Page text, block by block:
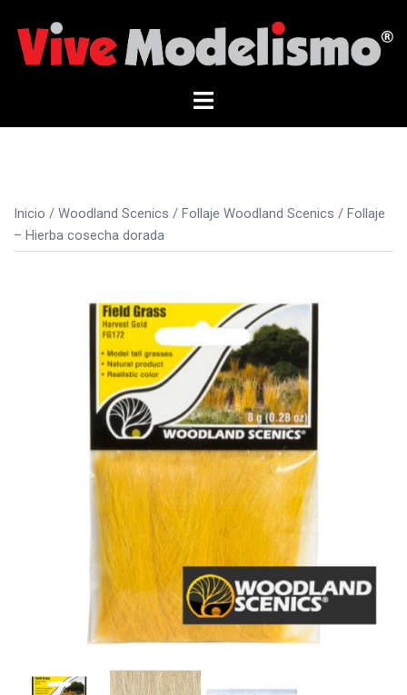
contenido
Alternar
Inicio / Woodland Scenics / Follaje Woodland Scenics / Follaje
– Hierba cosecha dorada